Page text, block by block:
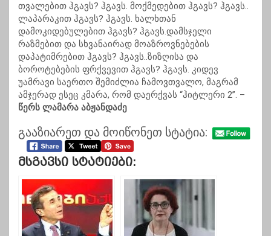
თვალებით ჰგავს? ჰგავს. მოქმედებით ჰგავს? ჰგავს..
ლაპარაკით ჰგავს? ჰგავს. ხალხთან
დამოკიდებულებით ჰგავს? ჰგავს.დამსჯელი
რაზმებით და სხვანაირად მოაზროვნებების
დაპატიმრებით ჰგავს? ჰგავს..ზიზღისა და
ბოროტებების ფრქვევით ჰგავს? ჰგავს. კიდევ
უამრავი საერთო შემიძლია ჩამოვთვალო, მაგრამ
ამჯერად ესეც კმარა, რომ დაერქვას “ჰიტლერი 2”. –
წერს ლამარა აბჟანდაძე
გააზიარეთ და მოიწონეთ სტატია:
Მსგავსი Სტატიები: